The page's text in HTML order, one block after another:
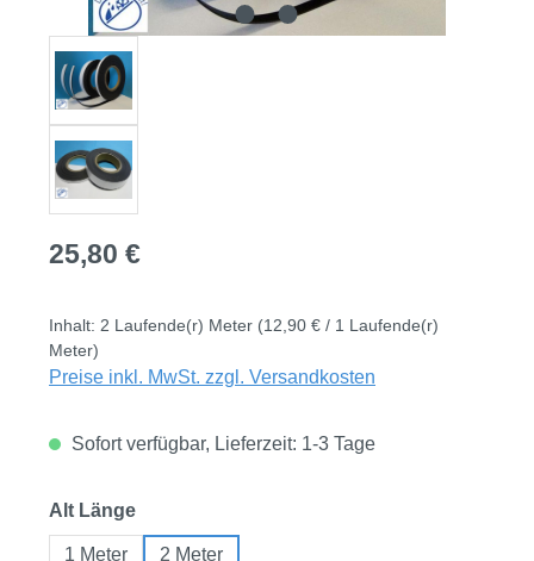
Regulärer Preis:
25,80 €
Inhalt: 2 Laufende(r) Meter (12,90 € / 1 Laufende(r)
Meter)
Preise inkl. MwSt. zzgl. Versandkosten
Sofort verfügbar, Lieferzeit: 1-3 Tage
Alt Längeauswählen
1 Meter 2 Meter